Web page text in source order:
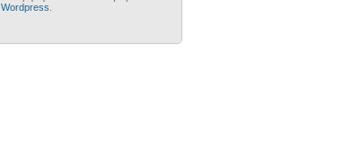
Wordpress